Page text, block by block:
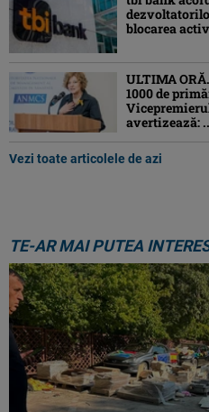
blocarea
ULTIMA
1000 de
avertizează:
Vezi toate articolele de azi
TE-AR MAI PUTEA